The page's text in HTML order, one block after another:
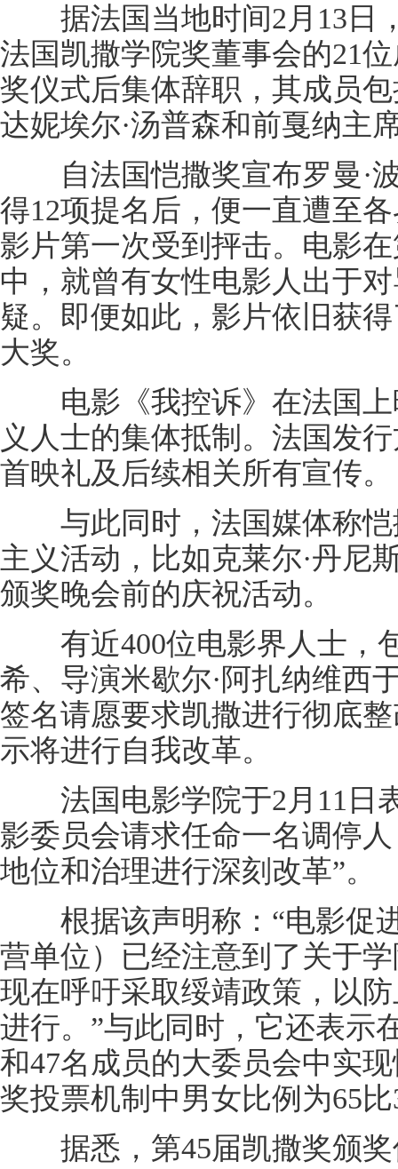
据法国当地时间2月13日
法国凯撒学院奖董事会的21
奖仪式后集体辞职，其成员
达妮埃尔·汤普森和前戛纳主
自法国恺撒奖宣布罗曼·
得12项提名后，便一直遭至
影片第一次受到抨击。电影
中，就曾有女性电影人出于
疑。即便如此，影片依旧获
大奖。
电影《我控诉》在法国上
义人士的集体抵制。法国发
首映礼及后续相关所有宣传。
与此同时，法国媒体称恺
主义活动，比如克莱尔·丹尼
颁奖晚会前的庆祝活动。
有近400位电影界人士，包
希、导演米歇尔·阿扎纳维西
签名请愿要求凯撒进行彻底
示将进行自我改革。
法国电影学院于2月11日
影委员会请求任命一名调停
地位和治理进行深刻改革”。
根据该声明称：“电影促
营单位）已经注意到了关于
现在呼吁采取绥靖政策，以
进行。”与此同时，它还表示
和47名成员的大委员会中实
奖投票机制中男女比例为65比
据悉，第45届凯撒奖颁奖